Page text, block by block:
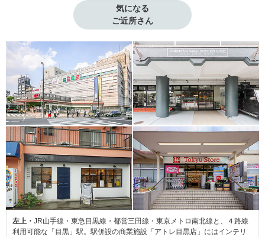
気になる
ご近所さん
左上・ JR山手線・東急目黒線・都営三田線・東京メトロ南北線と、４路線
利用可能な「目黒」駅。駅併設の商業施設「アトレ目黒店」にはインテリ